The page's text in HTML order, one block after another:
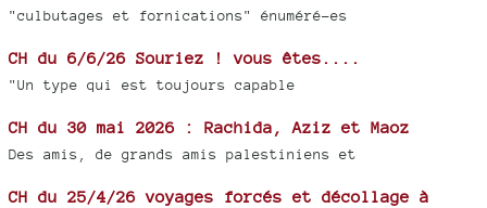
"culbutages et fornications" énuméré-es
CH du 6/6/26 Souriez ! vous êtes....
"Un type qui est toujours capable
CH du 30 mai 2026 : Rachida, Aziz et Maoz
Des amis, de grands amis palestiniens et
CH du 25/4/26 voyages forcés et décollage à